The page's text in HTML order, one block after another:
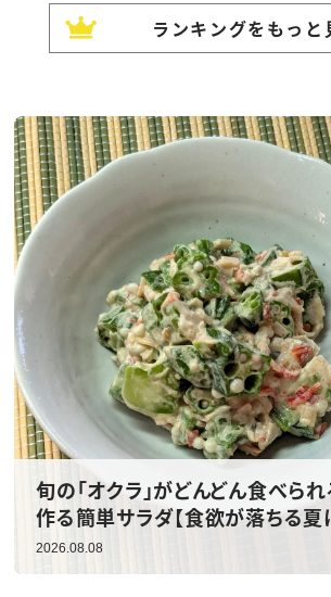
ランキングをもっと
旬の「オクラ」がどんどん食べられ
作る簡単サラダ【食欲が落ちる夏
2026.08.08